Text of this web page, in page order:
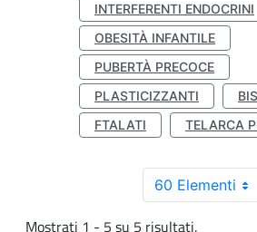
INTERFERENTI ENDOCRINI
OBESITÀ INFANTILE
PUBERTÀ PRECOCE
PLASTICIZZANTI
FTALATI
TELARCA
60 Elementi
Mostrati 1 - 5 su 5 risultati.